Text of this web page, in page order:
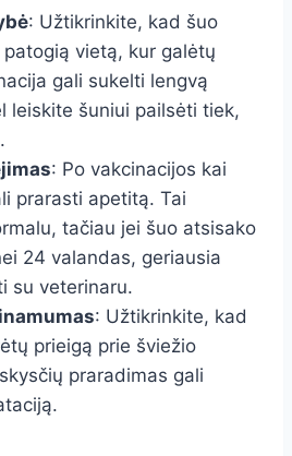
: Užtikrinkite, kad šuo
vietą, kur galėtų
gali sukelti lengvą
leiskite šuniui pailsėti tiek,
: Po vakcinacijos kai
prarasti apetitą. Tai
tačiau jei šuo atsisako
24 valandas, geriausia
su veterinaru.
: Užtikrinkite, kad
prieigą prie šviežio
praradimas gali